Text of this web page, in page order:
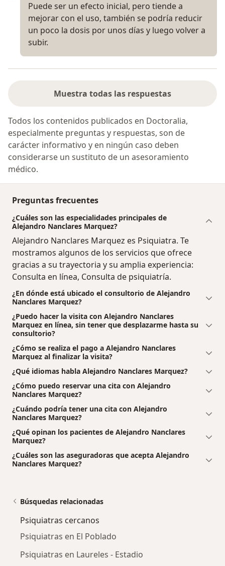
Puede ser un efecto inicial, pero tiende a
mejorar con el uso, también se podría reducir
un poco la dosis por unos días y luego volver a
subir.
Muestra todas las respuestas
Todos los contenidos publicados en Doctoralia,
especialmente preguntas y respuestas, son de
carácter informativo y en ningún caso deben
considerarse un sustituto de un asesoramiento
médico.
Preguntas frecuentes
¿Cuáles son las especialidades principales de
Alejandro Nanclares Marquez?
Alejandro Nanclares Marquez es Psiquiatra. Te
mostramos algunos de los servicios que ofrece
gracias a su trayectoria y su amplia experiencia:
Consulta en línea, Consulta de psiquiatría.
¿En dónde está ubicado el consultorio de Alejandro
Nanclares Marquez?
¿Puedo hacer la visita con Alejandro Nanclares
Marquez en línea, sin tener que desplazarme hasta su
consultorio?
¿Cómo se realiza el pago a Alejandro Nanclares
Marquez al finalizar la visita?
¿Qué idiomas habla Alejandro Nanclares Marquez?
¿Cómo puedo reservar una cita con Alejandro
Nanclares Marquez?
¿Cuándo podría tener una cita con Alejandro
Nanclares Marquez?
¿Qué opinan los pacientes de Alejandro Nanclares
Marquez?
¿Cuáles son las aseguradoras que acepta Alejandro
Nanclares Marquez?
Búsquedas relacionadas
Psiquiatras cercanos
Psiquiatras en El Poblado
Psiquiatras en Laureles - Estadio